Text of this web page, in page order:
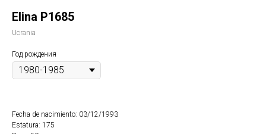
Elina P1685
Ucrania
Год рождения
Fecha de nacimiento: 03/12/1993
Estatura: 175